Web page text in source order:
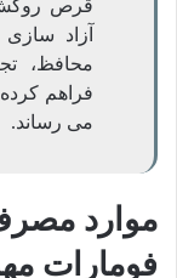
قرص روکش
محافظ،
فراهم
می رساند.
موارد
فومارات